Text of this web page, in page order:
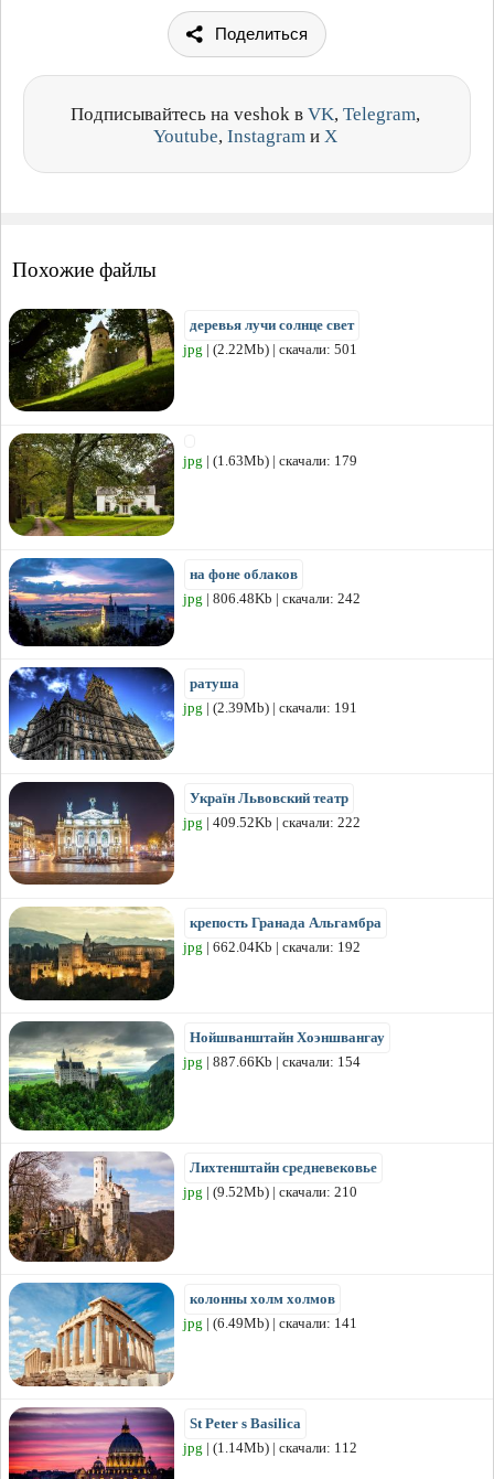
Поделиться
Подписывайтесь на veshok в VK, Telegram,
Youtube, Instagram и X
Похожие файлы
деревья лучи солнце свет
jpg | (2.22Mb) | скачали: 501
jpg | (1.63Mb) | скачали: 179
на фоне облаков
jpg | 806.48Kb | скачали: 242
ратуша
jpg | (2.39Mb) | скачали: 191
Україн Львовский театр
jpg | 409.52Kb | скачали: 222
крепость Гранада Альгамбра
jpg | 662.04Kb | скачали: 192
Нойшванштайн Хоэншвангау
jpg | 887.66Kb | скачали: 154
Лихтенштайн средневековье
jpg | (9.52Mb) | скачали: 210
колонны холм холмов
jpg | (6.49Mb) | скачали: 141
St Peter s Basilica
jpg | (1.14Mb) | скачали: 112